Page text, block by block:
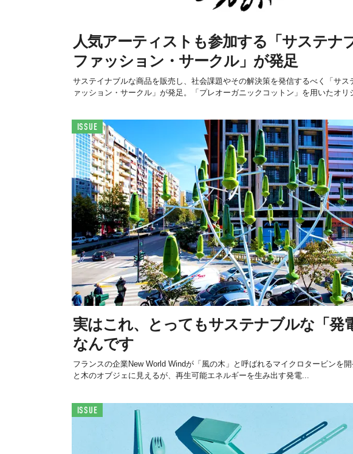
人気アーティストも参加する「サステナ
ファッション・サークル」が発足
サステイナブルな商品を販売し、社会課題やその解決策を発信するべく「サス
ァッション・サークル」が発足。「プレオーガニックコットン」を用いたオリ
ISSUE
実はこれ、とってもサステナブルな「発
なんです
フランスの企業New World Windが「風の木」と呼ばれるマイクロタービンを
と木のオブジェに見えるが、再生可能エネルギーを生み出す発電...
ISSUE